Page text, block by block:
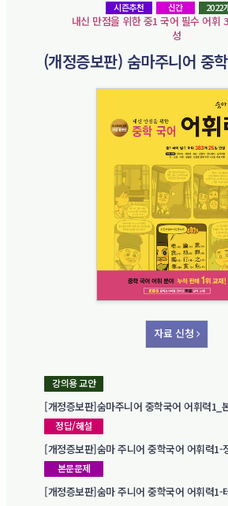
시즌추천 신간 2022
내신 만점을 위한 중1 국어 필수 어휘
성
(개정증보판) 숨마주니어 중
자료 신청
강의용 교안
[개정증보판]숨마주니어 중학국어 어휘력
정답/해설
[개정증보판]숨마 주니어 중학국어 어휘력
본문문제
[개정증보판]숨마 주니어 중학국어 어휘력